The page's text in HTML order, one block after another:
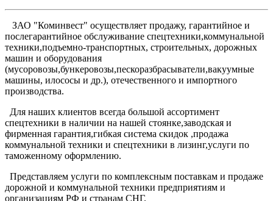
ЗАО "Коминвест" осуществляет продажу, гарантийное и
послегарантийное обслуживание спецтехники,коммунальной
техники,подъемно-транспортных, строительных, дорожных
машин и оборудования
(мусоровозы,бункеровозы,пескоразбрасыватели,вакуумные
машины, илососы и др.), отечественного и импортного
производства.
Для наших клиентов всегда большой ассортимент
спецтехники в наличии на нашей стоянке,заводская и
фирменная гарантия,гибкая система скидок ,продажа
коммунальной техники и спецтехники в лизинг,услуги по
таможенному оформлению.
Представляем услуги по комплексным поставкам и продаже
дорожной и коммунальной техники предприятиям и
организациям РФ и странам СНГ.